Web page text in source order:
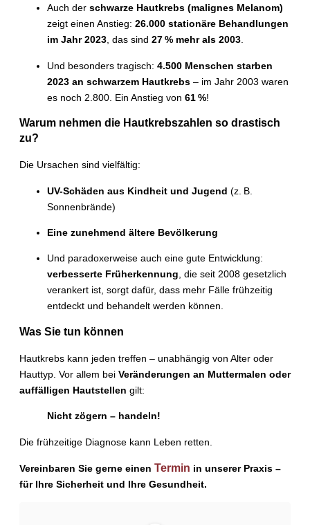
Auch der schwarze Hautkrebs (malignes Melanom)
zeigt einen Anstieg: 26.000 stationäre Behandlungen
im Jahr 2023, das sind 27 % mehr als 2003.
Und besonders tragisch: 4.500 Menschen starben
2023 an schwarzem Hautkrebs – im Jahr 2003 waren
es noch 2.800. Ein Anstieg von 61 %!
Warum nehmen die Hautkrebszahlen so drastisch
zu?
Die Ursachen sind vielfältig:
UV-Schäden aus Kindheit und Jugend (z. B.
Sonnenbrände)
Eine zunehmend ältere Bevölkerung
Und paradoxerweise auch eine gute Entwicklung:
verbesserte Früherkennung, die seit 2008 gesetzlich
verankert ist, sorgt dafür, dass mehr Fälle frühzeitig
entdeckt und behandelt werden können.
Was Sie tun können
Hautkrebs kann jeden treffen – unabhängig von Alter oder
Hauttyp. Vor allem bei Veränderungen an Muttermalen oder
auffälligen Hautstellen gilt:
Nicht zögern – handeln!
Die frühzeitige Diagnose kann Leben retten.
Vereinbaren Sie gerne einen Termin in unserer Praxis –
für Ihre Sicherheit und Ihre Gesundheit.